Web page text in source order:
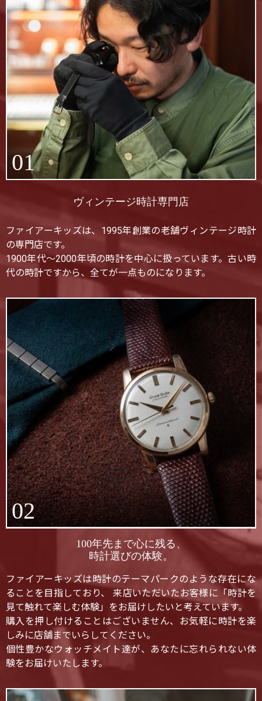
01
ヴィンテージ時計専門店
ファイアーキッズは、1995年創業の老舗ヴィンテージ時計
の専門店です。
1900年代〜2000年頃の時計を中心に扱っています。古い時
代の時計ですから、全てが一点ものになります。
02
100年先まで心に残る、
時計選びの体験。
ファイアーキッズは時計のテーマパークのような存在にな
ることを目指しており、 来店いただいたお客様に「時計を
見て触れて楽しむ体験」をお届けしたいと考えています。
購入を押し付けることはございません、お気軽に時計を楽
しみに店舗までいらしてください。
個性豊かなウォッチメイト達が、あなたに忘れられない体
験をお届けいたします。